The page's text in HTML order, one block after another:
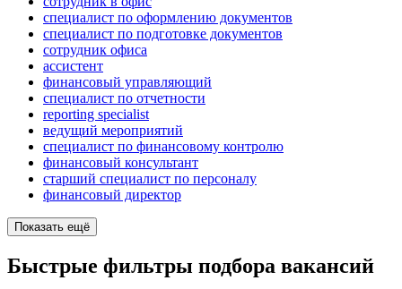
специалист по оформлению документов
специалист по подготовке документов
сотрудник офиса
ассистент
финансовый управляющий
специалист по отчетности
reporting specialist
ведущий мероприятий
специалист по финансовому контролю
финансовый консультант
старший специалист по персоналу
финансовый директор
Показать ещё
Быстрые фильтры подбора вакансий